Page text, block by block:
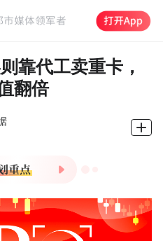
靠代工卖重卡，
翻倍
曾参与图森未
退出。